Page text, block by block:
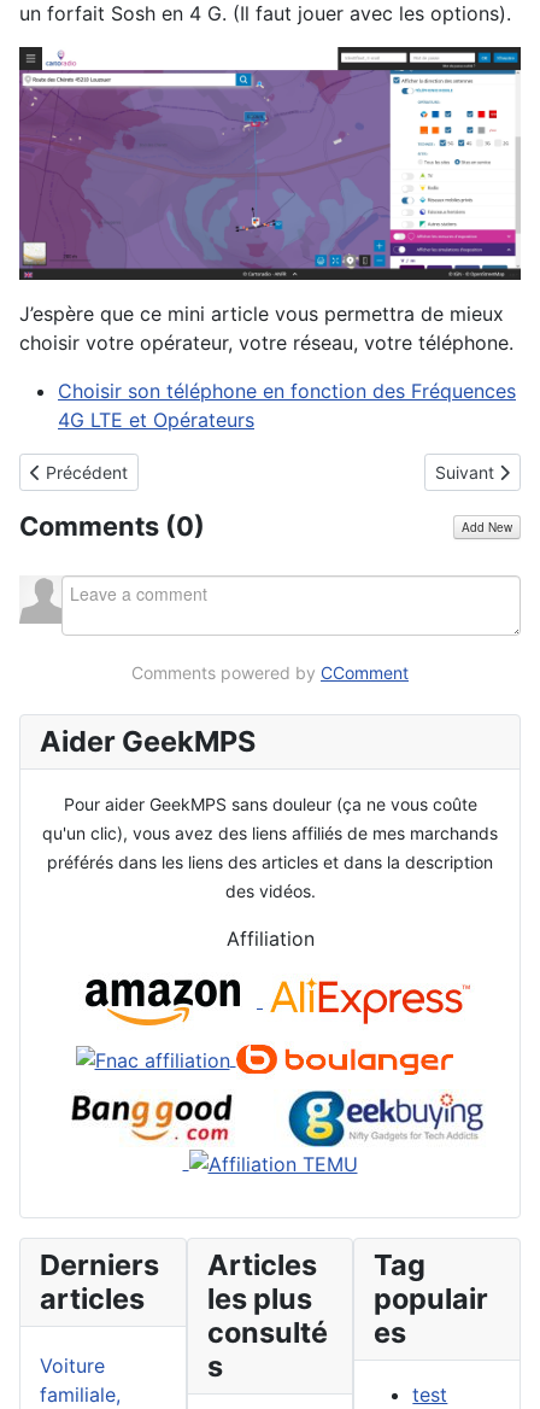
un forfait Sosh en 4 G. (Il faut jouer avec les options).
J’espère que ce mini article vous permettra de mieux
choisir votre opérateur, votre réseau, votre téléphone.
Choisir son téléphone en fonction des Fréquences
4G LTE et Opérateurs
Article précédent : kdenlive 25.04 est sorti, la grande
Précédent Article
Suivant
Comments (0) Add New
Comments powered by CComment
Aider GeekMPS
Pour aider GeekMPS sans douleur (ça ne vous coûte
qu'un clic), vous avez des liens affiliés de mes marchands
préférés dans les liens des articles et dans la description
des vidéos.
Affiliation
Derniers
articles
Voiture
familiale,
Articles
les plus
consulté
s
Tag
populair
es
test